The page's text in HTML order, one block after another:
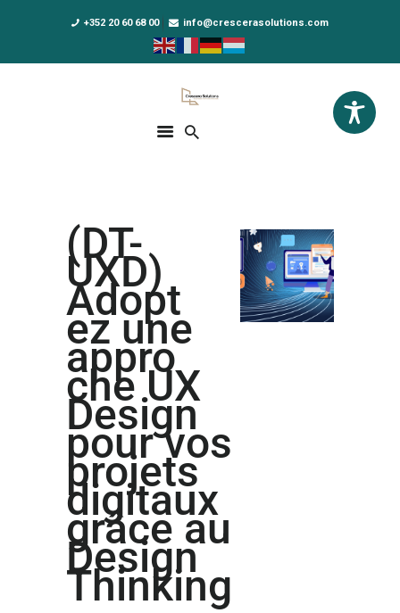
+352 20 60 68 00 info@crescerasolutions.com
Crescera Solutions
Solutions for your evolution
DPO AS A SERVICE
NOUS CONNAÎTRE
ACTUALITÉS
(DT-
UXD)
Adopt
ez une
appro
che UX
Design
pour vos
projets
digitaux
grâce au
Design
Thinking